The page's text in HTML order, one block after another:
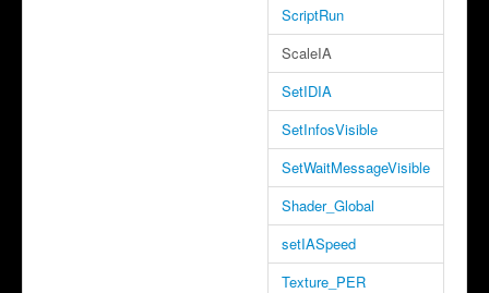
ScriptRun
ScaleIA
SetIDIA
SetInfosVisible
SetWaitMessageVisible
Shader_Global
setIASpeed
Texture_PER